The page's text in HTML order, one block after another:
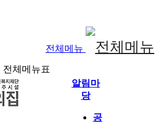
전체메뉴
전체메뉴표
알림마
당
공